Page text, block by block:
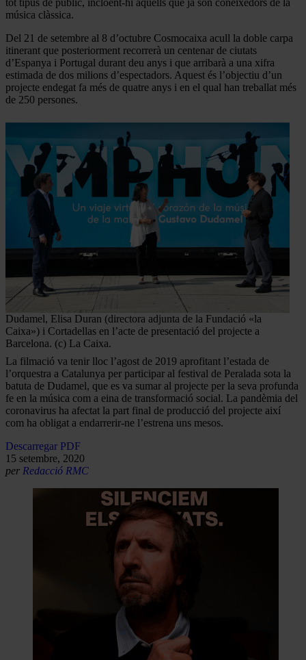
música clàssica.
Del 21 de setembre al 8 d’octubre Cosmocaixa acull la doble carpa
itinerant que posteriorment recorrerà un centenar de ciutats
d’Espanya i Portugal durant deu anys i que arribarà a una xifra
estimada de dos milions d’espectadors. Aquest és l’objectiu d’un
projecte endegat fa més de quatre anys i en el qual han treballat més
de 250 persones.
Dudamel, Elisa Duran (directora adjunta de la Fundació «la
Caixa») i Cortadellas en l’acte de presentació del projecte a
Barcelona. (c) La Caixa.
La filmació va tenir lloc l’agost de 2019 aprofitant l’estada de
l’orquestra a Catalunya per participar al festival de Peralada sota la
batuta de Dudamel, que es va sumar al projecte per la seva profunda
fe en la música com a eina de transformació social. La pandèmia del
coronavirus ha afectat la part final de producció del projecte així
com ha obligat a endarrerir-ne l’estrena uns mesos.
Descarregar PDF
15 setembre, 2020
per Redacció RMC